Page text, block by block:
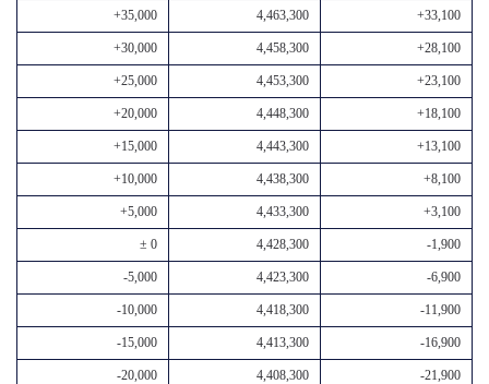
+35,000 4,463,300 +33,100
+30,000 4,458,300 +28,100
+25,000 4,453,300 +23,100
+20,000 4,448,300 +18,100
+15,000 4,443,300 +13,100
+10,000 4,438,300 +8,100
+5,000 4,433,300 +3,100
± 0 4,428,300 -1,900
-5,000 4,423,300 -6,900
-10,000 4,418,300 -11,900
-15,000 4,413,300 -16,900
-20,000 4,408,300 -21,900